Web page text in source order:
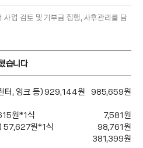
사업 검토 및 기부금 집행, 사후관리를 담
습니다
터, 잉크 등) 929,144원 985,659원
원*1식
7,581원
57,627원*1식
98,761원
381,399원